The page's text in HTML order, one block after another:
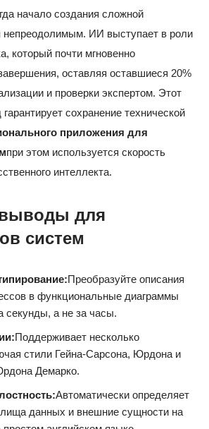
начало создания сложной
непреодолимым. ИИ выступает в роли
который почти мгновенно
оставляя оставшиеся 20%
и проверки экспертом. Этот
сохранение технической
приложения для
при этом используется скорость
интеллекта.
для
систем
Преобразуйте описания
в функциональные диаграммы
секунды, а не за часы.
Поддерживает несколько
стили Гейна-Сарсона, Юрдона и
Демарко.
Автоматически определяет
данных и внешние сущности на